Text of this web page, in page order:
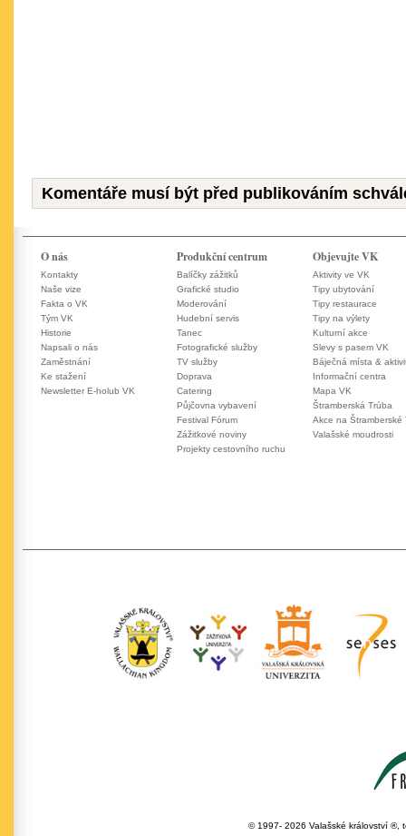
Komentáře musí být před publikováním
O nás
Kontakty
Naše vize
Fakta o VK
Tým VK
Historie
Napsali o nás
Zaměstnání
Ke stažení
Newsletter E-holub VK
Produkční centrum
Balíčky zážitků
Grafické studio
Moderování
Hudební servis
Tanec
Fotografické služby
TV služby
Doprava
Catering
Půjčovna vybavení
Festival Fórum
Zážitkové noviny
Projekty cestovního ruchu
Objevujte VK
Aktivity ve VK
Tipy ubytování
Tipy restaurace
Tipy na výlety
Kulturní akce
Slevy s pasem VK
Báječná místa &
Informační centra
Mapa VK
Štramberská Trúba
Akce na Štramberské
Valašské moudrosti
© 1997- 2026 Valašské království ®,